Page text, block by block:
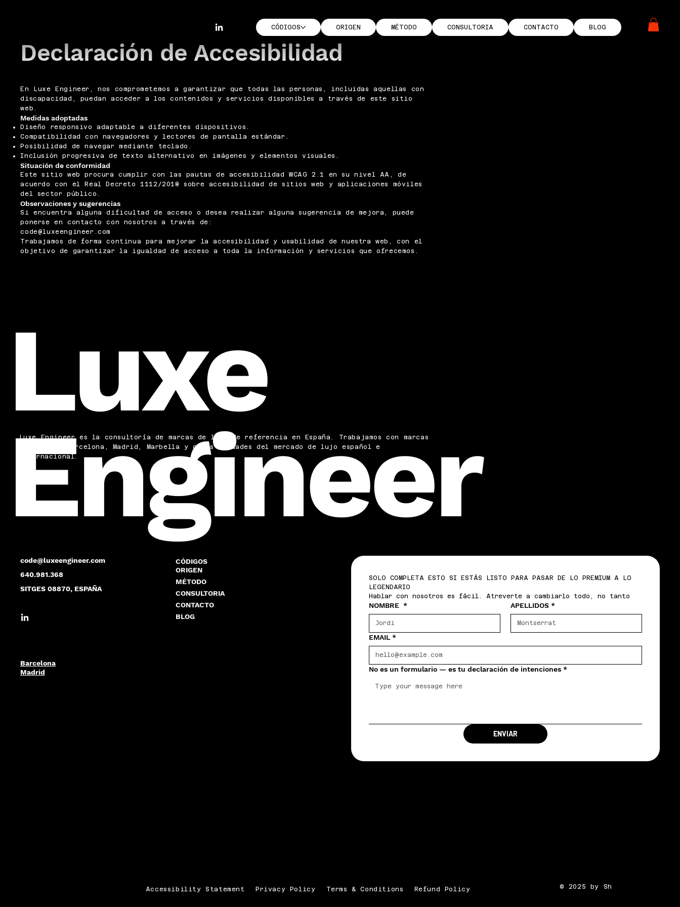
CÓDIGOS ORIGEN MÉTODO CONSULTORIA CONTACTO BLOG
Declaración de Accesibilidad
En Luxe Engineer, nos comprometemos a garantizar que todas las personas, incluidas aquellas con
discapacidad, puedan acceder a los contenidos y servicios disponibles a través de este sitio
web.
Medidas adoptadas
Diseño responsivo adaptable a diferentes dispositivos.
Compatibilidad con navegadores y lectores de pantalla estándar.
Posibilidad de navegar mediante teclado.
Inclusión progresiva de texto alternativo en imágenes y elementos visuales.
Situación de conformidad
Este sitio web procura cumplir con las pautas de accesibilidad WCAG 2.1 en su nivel AA, de
acuerdo con el Real Decreto 1112/2018 sobre accesibilidad de sitios web y aplicaciones móviles
del sector público.
Observaciones y sugerencias
Si encuentra alguna dificultad de acceso o desea realizar alguna sugerencia de mejora, puede
ponerse en contacto con nosotros a través de:
code@luxeengineer.com
Trabajamos de forma continua para mejorar la accesibilidad y usabilidad de nuestra web, con el
objetivo de garantizar la igualdad de acceso a toda la información y servicios que ofrecemos.
Luxe
Engineer
Luxe Engineer es la consultoría de marcas de lujo de referencia en España. Trabajamos con marcas
Barcelona , Madrid , Marbella y otras ciudades del mercado de lujo español e
internacional.
code@luxeengineer.com
640.981.368
SITGES 08870, ESPAÑA
Barcelona
Madrid
CÓDIGOS
ORIGEN
MÉTODO
CONSULTORIA
CONTACTO
BLOG
SOLO COMPLETA ESTO SI ESTÁS LISTO PARA PASAR DE LO PREMIUM A LO
Hablar con nosotros es fácil. Atreverte a cambiarlo todo, no tanto
NOMBRE * APELLIDOS *
EMAIL *
No es un formulario — es tu declaración de intenciones *
ENVIAR
Accessibility Statement Privacy Policy Terms & Conditions Refund Policy © 2025 by Sh